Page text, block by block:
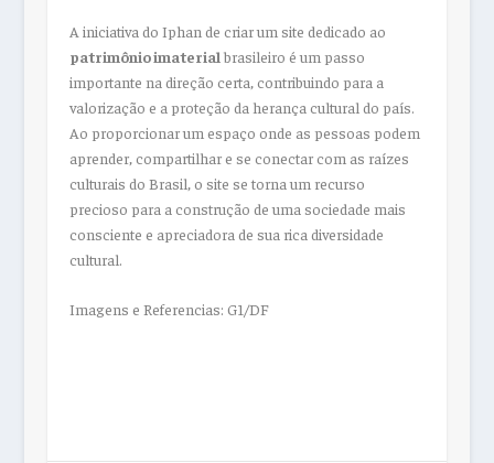
A iniciativa do Iphan de criar um site dedicado ao
patrimônio imaterial brasileiro é um passo
importante na direção certa, contribuindo para a
valorização e a proteção da herança cultural do país.
Ao proporcionar um espaço onde as pessoas podem
aprender, compartilhar e se conectar com as raízes
culturais do Brasil, o site se torna um recurso
precioso para a construção de uma sociedade mais
consciente e apreciadora de sua rica diversidade
cultural.
Imagens e Referencias: G1/DF